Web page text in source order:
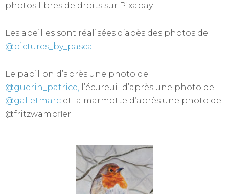
photos libres de droits sur Pixabay.
Les abeilles sont réalisées d’apès des photos de
@pictures_by_pascal .
Le papillon d’après une photo de
@guerin_patrice, l’écureuil d’après une photo de
@galletmarc et la marmotte d’après une photo de
@fritzwampfler.